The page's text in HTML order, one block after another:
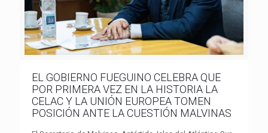
EL GOBIERNO FUEGUINO CELEBRA QUE
POR PRIMERA VEZ EN LA HISTORIA LA
CELAC Y LA UNIÓN EUROPEA TOMEN
POSICIÓN ANTE LA CUESTIÓN MALVINAS